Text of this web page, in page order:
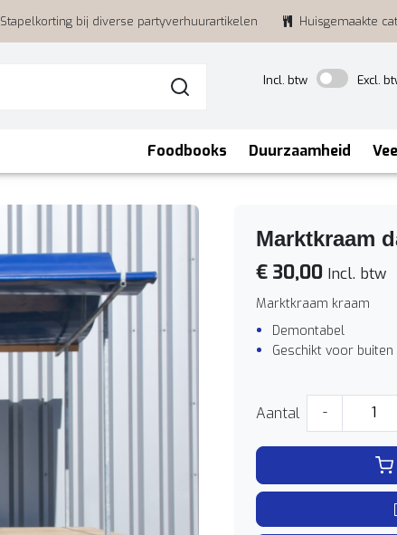
Stapelkorting bij diverse partyverhuurartikelen Huisgemaakte
Incl. btw
Excl.
Foodbooks Duurzaamheid
Marktkraam
€ 30,00 Incl. btw
Marktkraam kraam
Demontabel
Geschikt voor buiten
Aantal -